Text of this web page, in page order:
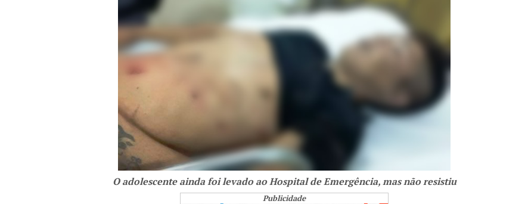
O adolescente ainda foi levado ao Hospital de Emergência, mas não resistiu
Publicidade